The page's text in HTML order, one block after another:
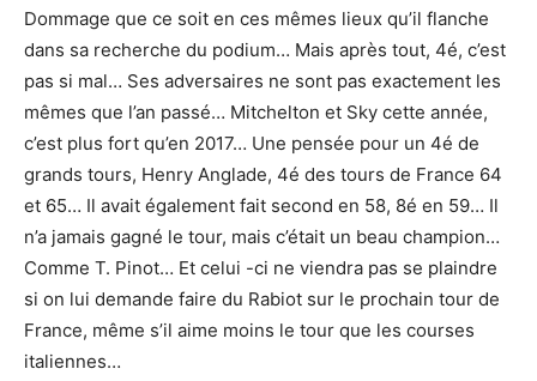
Dommage que ce soit en ces mêmes lieux qu’il flanche
dans sa recherche du podium… Mais après tout, 4é, c’est
pas si mal… Ses adversaires ne sont pas exactement les
mêmes que l’an passé… Mitchelton et Sky cette année,
c’est plus fort qu’en 2017… Une pensée pour un 4é de
grands tours, Henry Anglade, 4é des tours de France 64
et 65… Il avait également fait second en 58, 8é en 59… Il
n’a jamais gagné le tour, mais c’était un beau champion…
Comme T. Pinot… Et celui -ci ne viendra pas se plaindre
si on lui demande faire du Rabiot sur le prochain tour de
France, même s’il aime moins le tour que les courses
italiennes…